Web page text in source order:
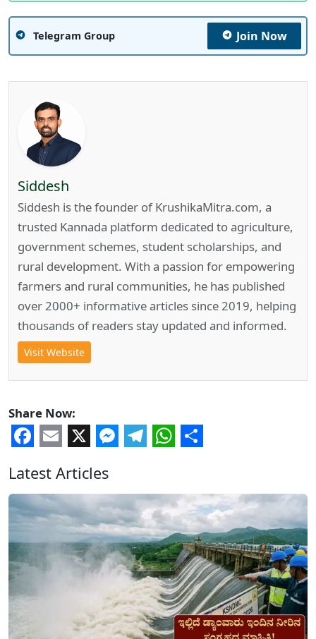
Telegram Group Join Now
Siddesh
Siddesh is the founder of KrushikaMitra.com, a
trusted Kannada platform dedicated to agriculture,
government schemes, student scholarships, and
rural development. With a passion for empowering
farmers and rural communities, he has published
over 2000+ informative articles since 2019, helping
thousands of readers stay updated and informed.
Visit Website
Share Now:
Facebook
Email
X Messenger
Telegram
WhatsApp
Share
Latest Articles